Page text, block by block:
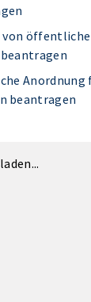
Anordnung
beantragen